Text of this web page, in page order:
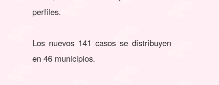
perfiles.
Los nuevos 141 casos se distribuyen
en 46 municipios.